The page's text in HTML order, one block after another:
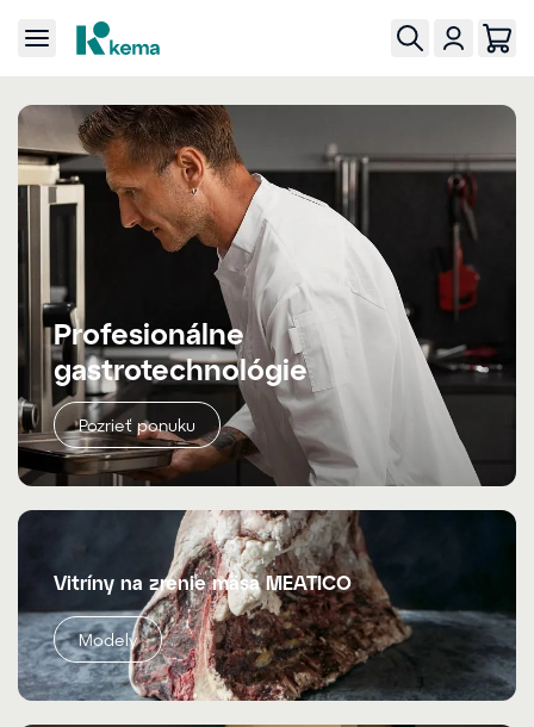
Profesionálne
gastrotechnológie
Pozrieť ponuku
Vitríny na zrenie mäsa MEATICO
Modely